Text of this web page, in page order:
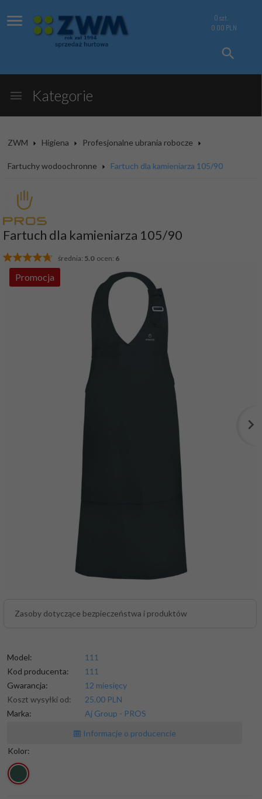
0 szt.
0.00 PLN
Kategorie
ZWM Higiena Profesjonalne ubrania robocze
Fartuchy wodoochronne Fartuch dla kamieniarza 105/90
Fartuch dla kamieniarza 105/90
średnia: 5.0ocen: 6
Promocja
Zasoby dotyczące bezpieczeństwa i produktów
Model:
111
Kod producenta:
111
Gwarancja:
12 miesięcy
Koszt wysyłki od:
25.00 PLN
Marka:
Aj Group - PROS
Informacje o producencie
Kolor: